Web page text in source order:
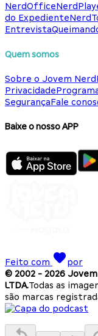
NerdOffice
do Expediente
Entrevista
Quem somos
Sobre o Jovem Nerd
Privacidade
SegurançaFale
Baixe o nosso APP
Feito com
por
© 2002 - 2026
LTDA.Todas as
são marcas